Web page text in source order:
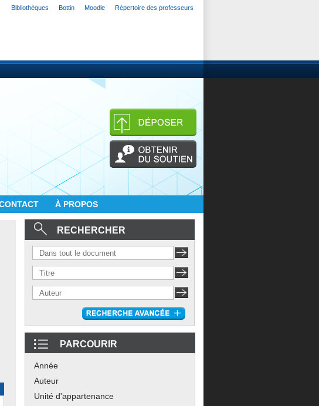
Bibliothèques Bottin Moodle Répertoire des professeurs
À PROPOS
RECHERCHER
PARCOURIR
Année
Auteur
Unité d'appartenance